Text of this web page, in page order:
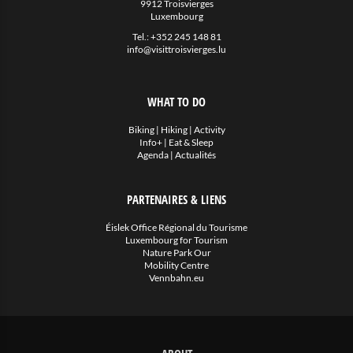
9912 Troisvierges
Luxembourg
Tel.:+352 245 148 81
info@visittroisvierges.lu
WHAT TO DO
Biking| Hiking| Activity
Info+ | Eat & Sleep
Agenda | Actualités
PARTENAIRES & LIENS
Éislek Office Régional du Tourisme
Luxembourg for Tourism
Nature Park Our
Mobility Centre
Vennbahn.eu